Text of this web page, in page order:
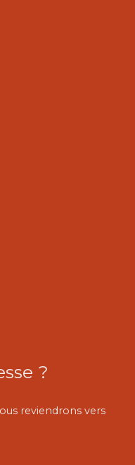
?
reviendrons vers